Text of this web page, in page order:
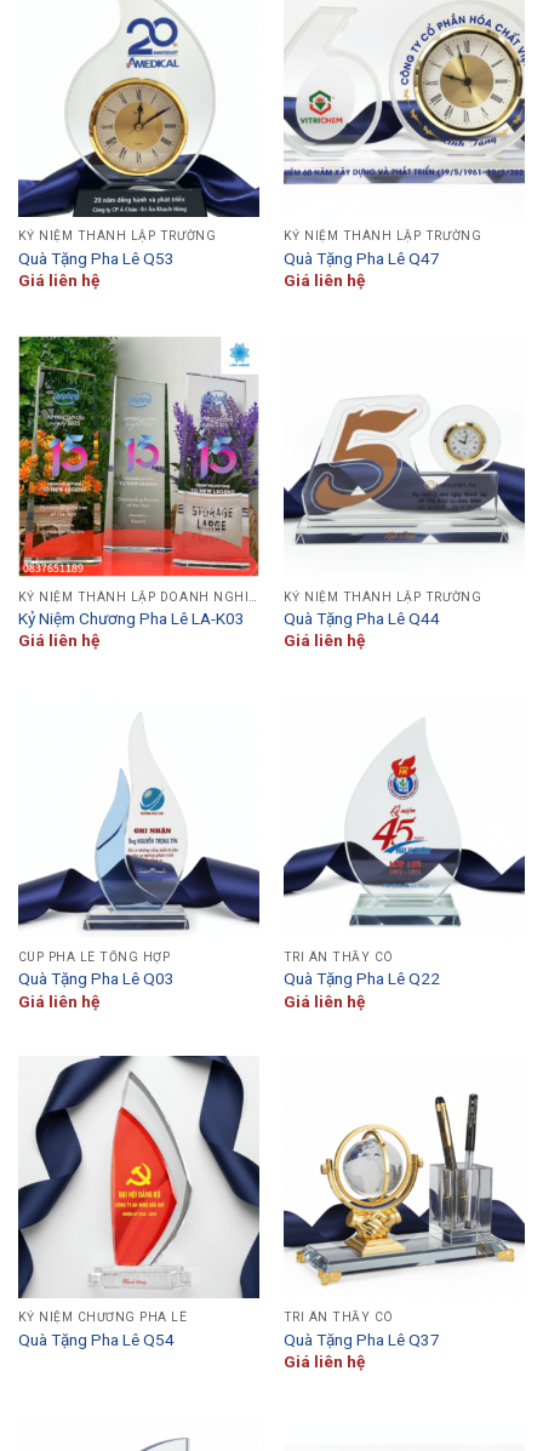
KỶ NIỆM THÀNH LẬP TRƯỜNG
Quà Tặng Pha Lê Q53
Giá liên hệ
KỶ NIỆM THÀNH LẬP TRƯỜNG
Quà Tặng Pha Lê Q47
Giá liên hệ
Kỷ Niệm Chương Pha Lê LA-K03
Giá liên hệ
KỶ NIỆM THÀNH LẬP TRƯỜNG
Quà Tặng Pha Lê Q44
Giá liên hệ
CÚP PHA LÊ TỔNG HỢP
Quà Tặng Pha Lê Q03
Giá liên hệ
TRI ÂN THẦY CÔ
Quà Tặng Pha Lê Q22
Giá liên hệ
KỶ NIỆM CHƯƠNG PHA LÊ
Quà Tặng Pha Lê Q54
TRI ÂN THẦY CÔ
Quà Tặng Pha Lê Q37
Giá liên hệ